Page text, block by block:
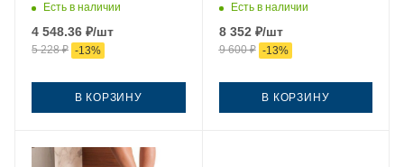
Есть в наличии
4 548.36 ₽/шт
5 228₽ -13%
В КОРЗИНУ
Есть в наличии
8 352 ₽/шт
9 600₽ -13%
В КОРЗИНУ